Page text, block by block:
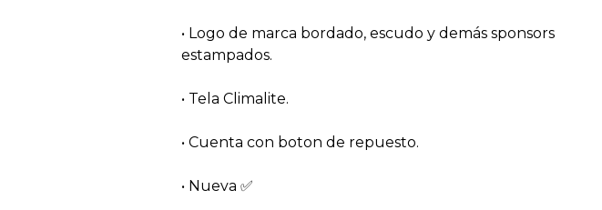
• Logo de marca bordado, escudo y demás sponsors
estampados.
• Tela Climalite.
• Cuenta con boton de repuesto.
• Nueva ✅️